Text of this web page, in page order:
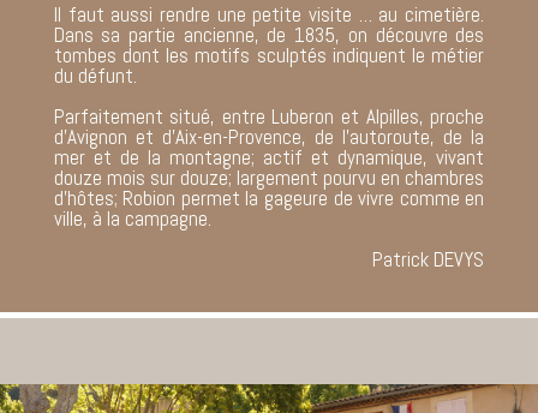
Il faut aussi rendre une petite visite … au cimetière.
Dans sa partie ancienne, de 1835, on découvre des
tombes dont les motifs sculptés indiquent le métier
du défunt.
Parfaitement situé, entre Luberon et Alpilles, proche
d’Avignon et d’Aix-en-Provence, de l’autoroute, de la
mer et de la montagne; actif et dynamique, vivant
douze mois sur douze; largement pourvu en chambres
d’hôtes; Robion permet la gageure de vivre comme en
ville, à la campagne.
Patrick DEVYS